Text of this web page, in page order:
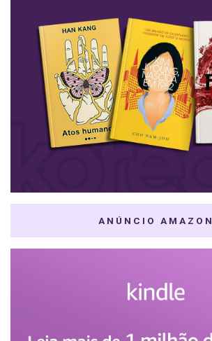
ANÚNCIO AMAZON